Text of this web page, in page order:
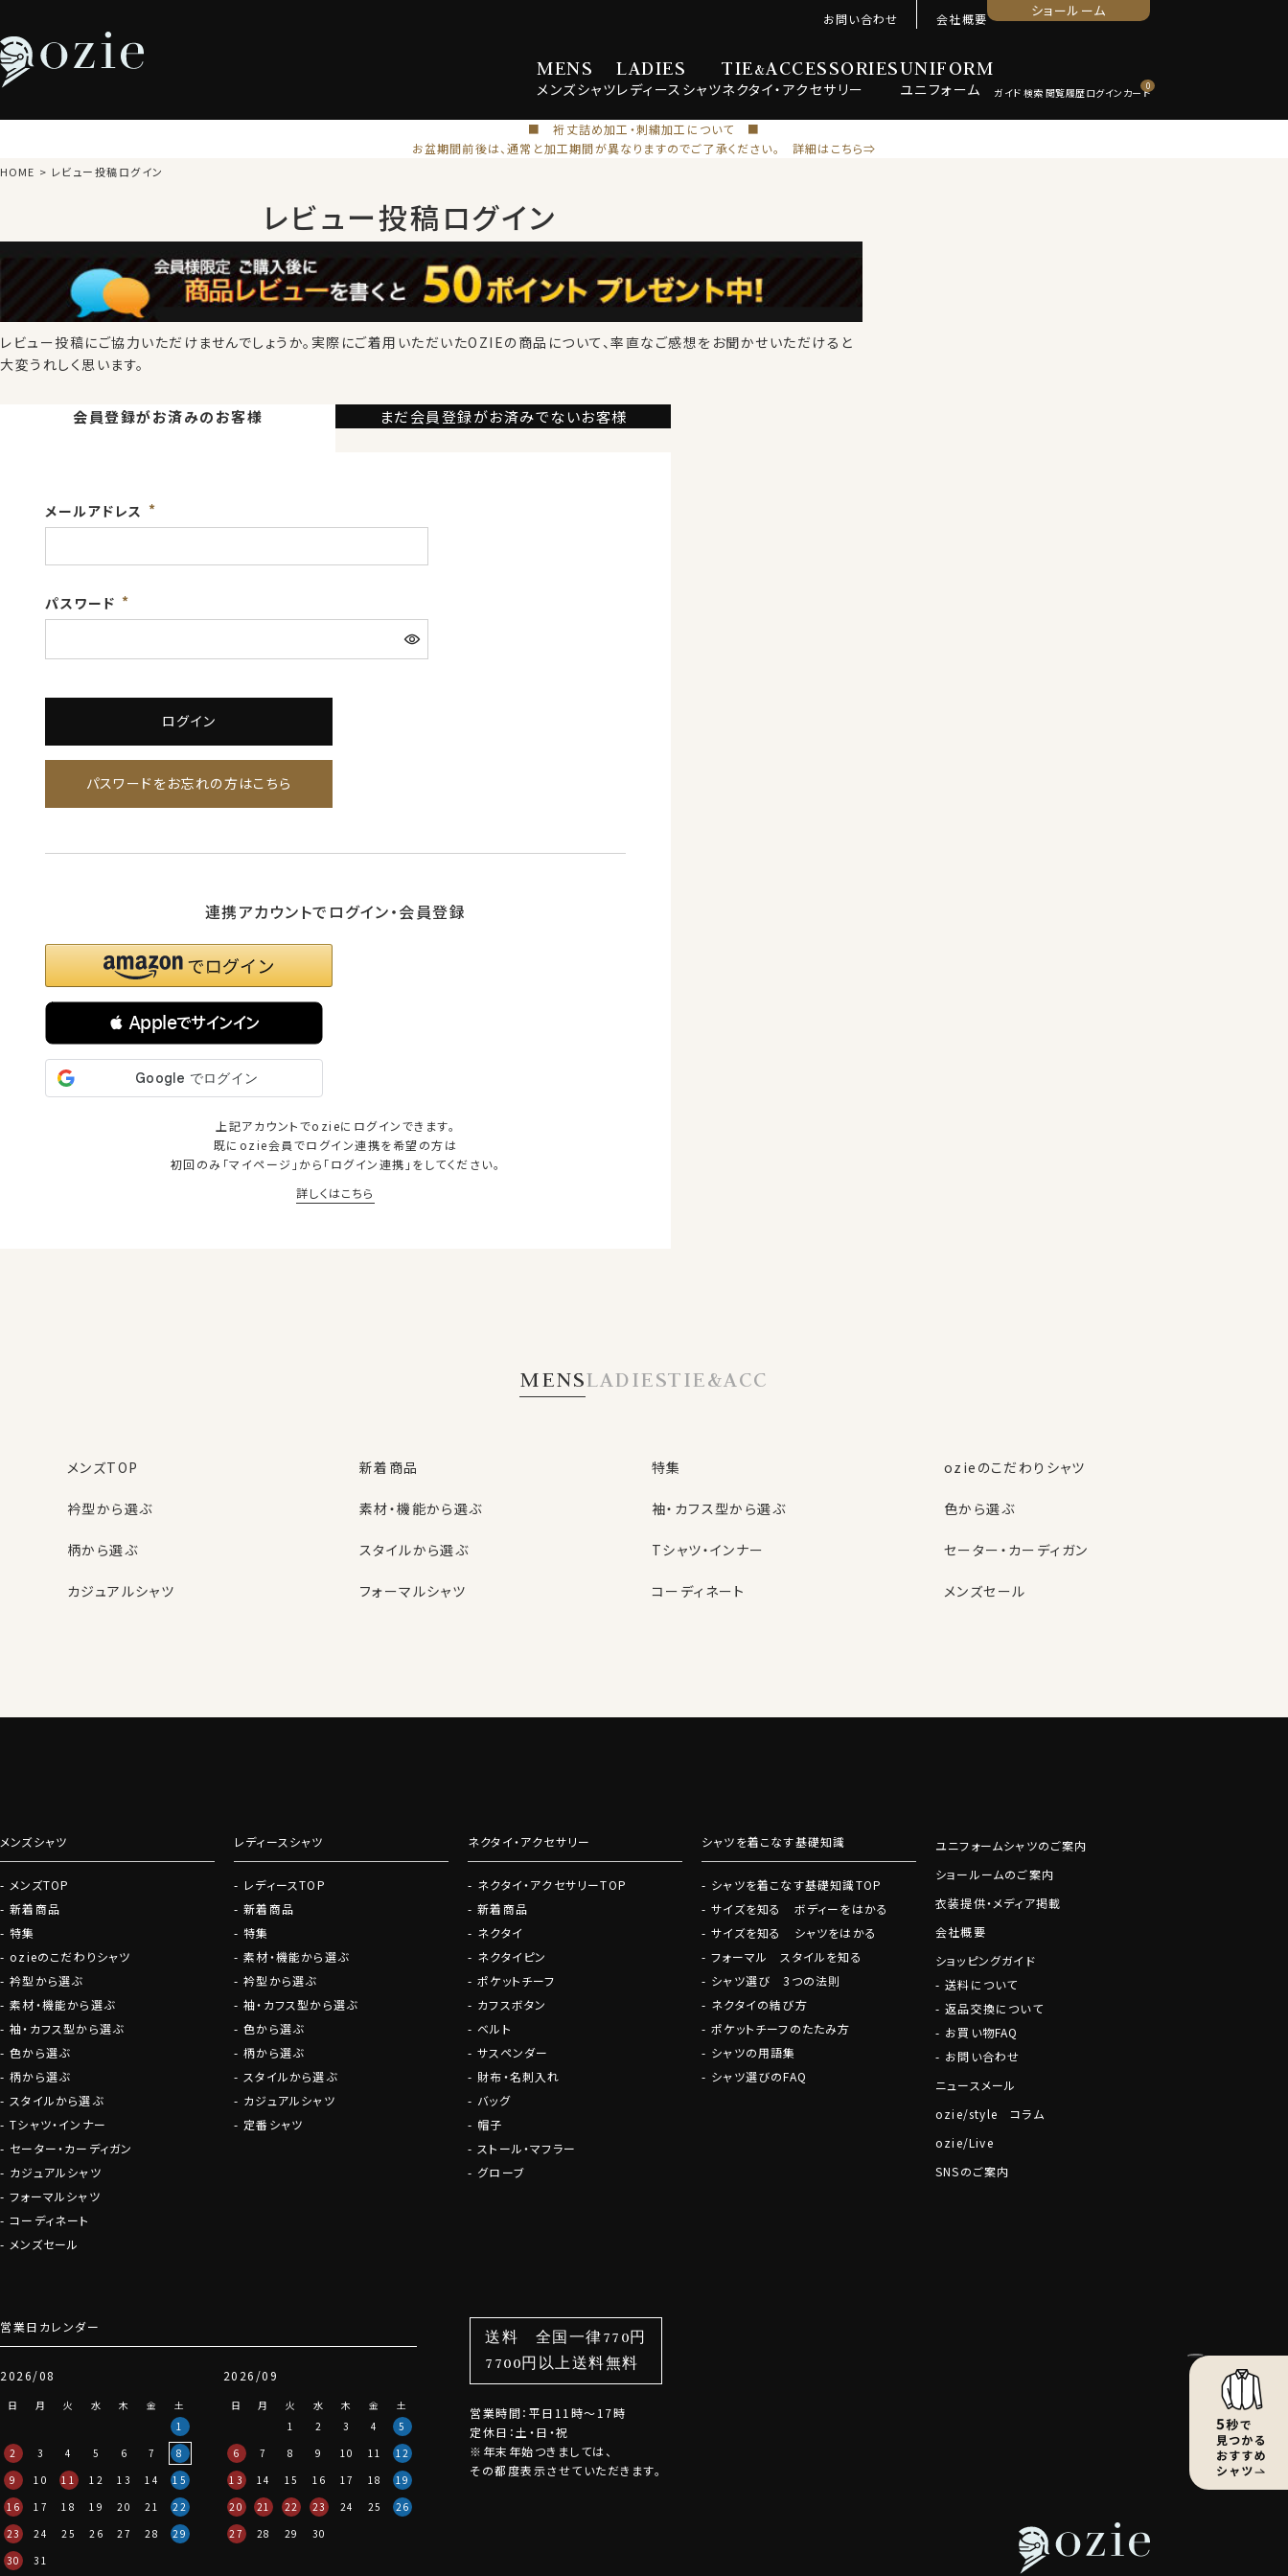
MENS
メンズシャツ
LADIES
レディース シャツ
TIE&ACCESSORIES
ネクタイ・ アクセサリー
UNIFORM
ユニフォーム
お問い合わせ 会社概要 ショールーム
0
■ 裄丈詰め加工・刺繍加工について ■
お盆期間前後は、通常と加工期間が異なりますのでご了承ください。 詳細はこちら⇒
HOME レビュー投稿ログイン
レビュー投稿ログイン
レビュー投稿にご協力いただけませんでしょうか。 実際にご着用いただいたOZIEの商品について、率直なご感想をお聞かせいただけると
大変うれしく思います。
会員登録がお済みのお客様 まだ会員登録がお済みでないお客様
メールアドレス
パスワード
ログイン
パスワードをお忘れの方はこちら
連携アカウントでログイン・会員登録
 Appleでサインイン
上記アカウントでozieにログインできます。
既にozie会員でログイン連携を希望の方は
初回のみ「マイページ」から「ログイン連携」をしてください。
詳しくはこちら
※1ポイント=1円
利
購入時の入力不要
名前・住所・カード番号（任
意）スマートフォンでも
セール情報を先取
⬜︎ ニュースメールにチェッ
クーポン・セールのお買い得な情報！
会員登録にすすむ
MENSLADIESTIE&ACC
メンズTOP 新着商品 特集 ozieのこだわりシャツ
衿型から選ぶ 素材・機能から選ぶ 袖・カフス型から選ぶ 色から選ぶ
柄から選ぶ スタイルから選ぶ Tシャツ・インナー セーター・カーディガン
カジュアルシャツ フォーマルシャツ コーディネート
メンズセール
メンズシャツ
メンズTOP
新着商品
特集
ozieのこだわりシャツ
衿型から選ぶ
素材・機能から選ぶ
袖・カフス型から選ぶ
色から選ぶ
柄から選ぶ
スタイルから選ぶ
Tシャツ・インナー
セーター・カーディガン
カジュアルシャツ
フォーマルシャツ
コーディネート
メンズセール
レディースシャツ
レディースTOP
新着商品
特集
素材・機能から選ぶ
衿型から選ぶ
袖・カフス型から選ぶ
色から選ぶ
柄から選ぶ
スタイルから選ぶ
カジュアルシャツ
定番シャツ
ネクタイ・アクセサリー
ネクタイ・アクセサリーTOP
新着商品
ネクタイ
ネクタイピン
ポケットチーフ
カフスボタン
ベルト
サスペンダー
財布・名刺入れ
バッグ
帽子
ストール・マフラー
グローブ
シャツを着こなす基礎知識
シャツを着こなす基礎知識TOP
サイズを知る ボディーをはかる
サイズを知る シャツをはかる
フォーマル スタイルを知る
シャツ選び 3つの法則
ネクタイの結び方
ポケットチーフのたたみ方
シャツの用語集
シャツ選びのFAQ
ユニフォームシャツのご案内
ショールームのご案内
衣装提供・メディア掲載
会社概要
ショッピングガイド
送料について
返品交換について
お買い物FAQ
お問い合わせ
ニュースメール
ozie/style コラム
ozie/Live
SNSのご案内
営業日カレンダー
2026/08
日 月 火 水 木 金
土
1
2
3 4 5 6 7
8
9
10 11 12 13 14
15
16
17 18 19 20 21
22
23
24 25 26 27 28
29
30
31
2026/09
日 月 火 水 木 金
土
1
2 3 4
5
6
7 8 9 10 11
12
13
14 15 16 17 18
19
20
21 22 23 24 25
26
27
28 29 30
送料 全国一律770円
7700円以上送料無料
営業時間：平日11時～17時
定休日：土・日・祝
※年末年始つきましては、
その都度表示させていただきます。